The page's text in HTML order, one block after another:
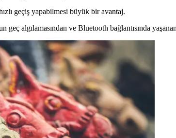
geçiş yapabilmesi büyük bir avantaj.
geç algılamasından ve Bluetooth bağlantısında